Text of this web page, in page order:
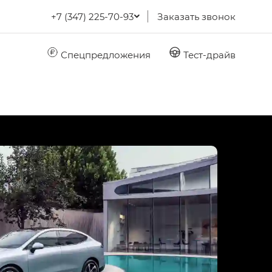
+7 (347) 225-70-93 Заказать звонок
Спецпредложения Тест-драйв